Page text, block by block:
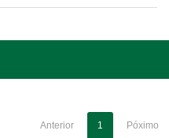
Anterior 1 Póximo